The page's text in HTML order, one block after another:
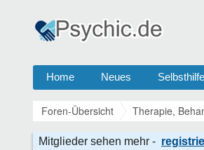
Home Neues
Foren-Übersicht Therapie,